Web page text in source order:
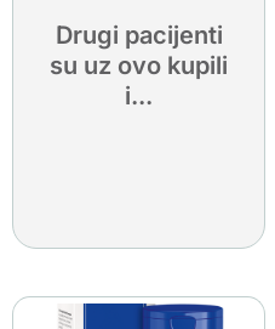
Drugi pacijenti
su uz ovo kupili
i...